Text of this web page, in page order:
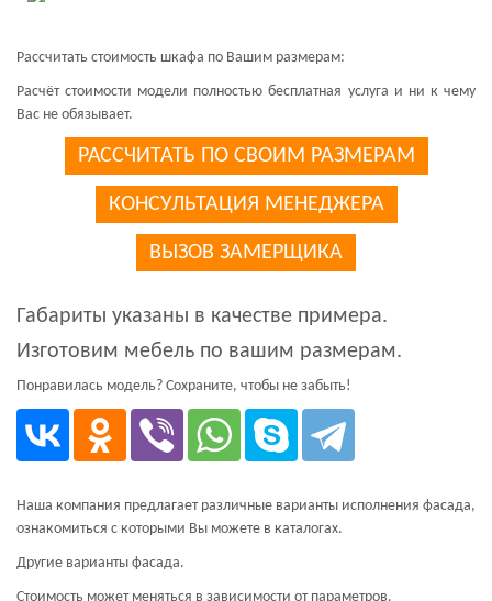
Рассчитать стоимость шкафа по Вашим размерам:
Расчёт стоимости модели полностью бесплатная услуга и ни к чему
Вас не обязывает.
РАССЧИТАТЬ ПО СВОИМ РАЗМЕРАМ
КОНСУЛЬТАЦИЯ МЕНЕДЖЕРА
ВЫЗОВ ЗАМЕРЩИКА
Габариты указаны в качестве примера.
Изготовим мебель по вашим размерам.
Понравилась модель? Сохраните, чтобы не забыть!
Наша компания предлагает различные варианты исполнения фасада,
ознакомиться с которыми Вы можете в каталогах.
Другие варианты фасада.
Стоимость может меняться в зависимости от параметров.